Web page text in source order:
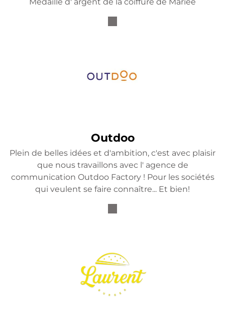
Outdoo
Plein de belles idées et d'ambition, c'est avec plaisir
que nous travaillons avec l' agence de
communication Outdoo Factory ! Pour les sociétés
qui veulent se faire connaître... Et bien!